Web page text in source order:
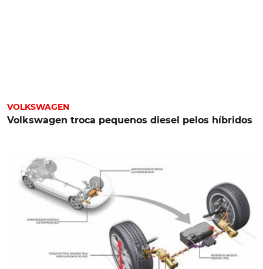
VOLKSWAGEN
Volkswagen troca pequenos diesel pelos híbridos